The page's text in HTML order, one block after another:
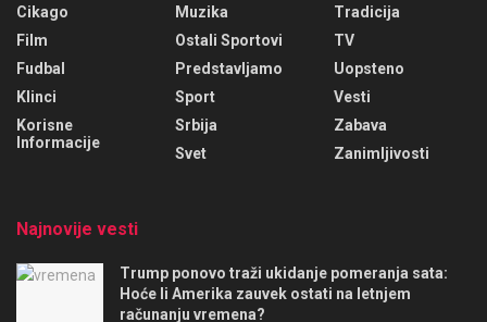
Cikago
Film
Fudbal
Klinci
Korisne
Informacije
Muzika
Ostali Sportovi
Predstavljamo
Sport
Srbija
Svet
Tradicija
TV
Uopsteno
Vesti
Zabava
Zanimljivosti
Najnovije vesti
Trump ponovo traži ukidanje pomeranja sata:
Hoće li Amerika zauvek ostati na letnjem
računanju vremena?